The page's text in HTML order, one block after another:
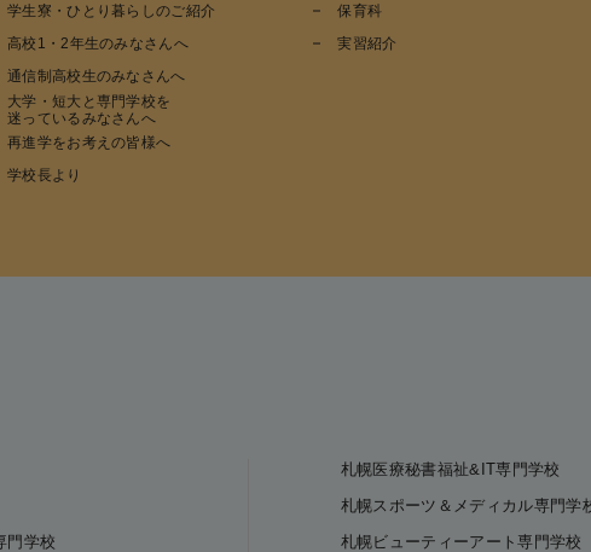
学生寮・ひとり暮らしのご紹介
高校1・2年生のみなさんへ
通信制高校生のみなさんへ
大学・短大と専門学校を
迷っているみなさんへ
再進学をお考えの皆様へ
学校長より
保育科
実習紹介
門学校
札幌医療秘書福祉&IT専門学校
札幌スポーツ＆メディカル専門学
札幌ビューティーアート専門学校